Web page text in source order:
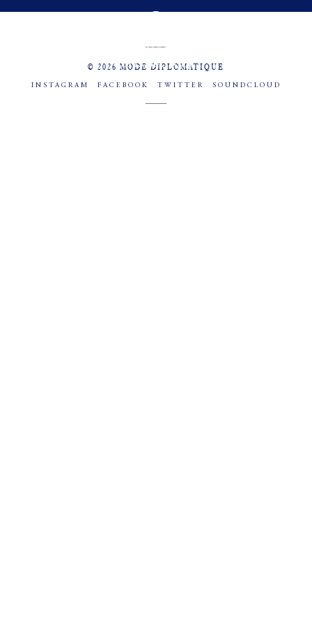
© 2026 MODE DIPLOMATIQUE
INSTAGRAM FACEBOOK TWITTER SOUNDCLOUD